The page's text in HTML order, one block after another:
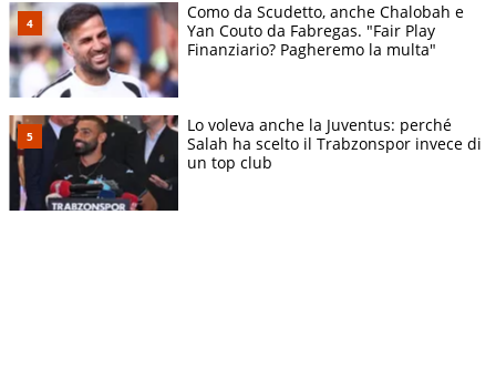
Como da Scudetto, anche Chalobah e
Yan Couto da Fabregas. "Fair Play
Finanziario? Pagheremo la multa"
Lo voleva anche la Juventus: perché
Salah ha scelto il Trabzonspor invece di
un top club